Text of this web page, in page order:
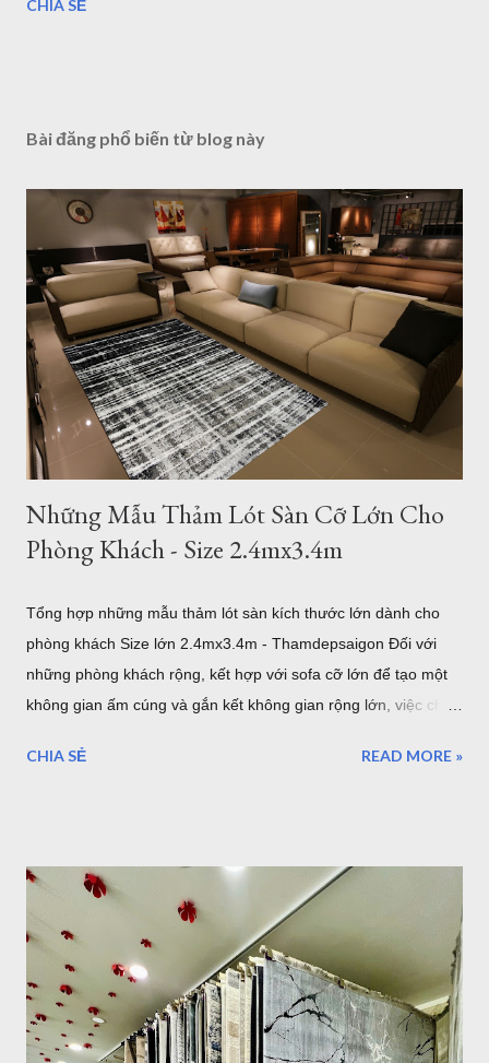
CHIA SẺ
Bài đăng phổ biến từ blog này
Những Mẫu Thảm Lót Sàn Cỡ Lớn Cho
Phòng Khách - Size 2.4mx3.4m
Tổng hợp những mẫu thảm lót sàn kích thước lớn dành cho
phòng khách Size lớn 2.4mx3.4m - Thamdepsaigon Đối với
những phòng khách rộng, kết hợp với sofa cỡ lớn để tạo một
không gian ấm cúng và gắn kết không gian rộng lớn, việc chọn
chiều dài 3.4m sẽ làm cho những thiết bị nội thất liền mạch,
kinh tế. Chính vì vậy, việc lựa chọn những bộ Thảm trải sàn -
Thảm lót sàn cho ghế sofa có kích thước lớn cho phòng khách
rộng. Đòi hỏi phải mang lại vẻ đẹp cho căn phòng, còn một
điều hết sức quan trọng đó chính là mang lại đẳng cấp thật sự
của chủ nhân. Mẫu thảm lót sàn cỡ lớn cho phòng khách
phòng ăn - Thảm Lông Xù -Thổ Nhĩ Kỳ kích thước 2,4mx3,4m
CHIA SẺ READ MORE »